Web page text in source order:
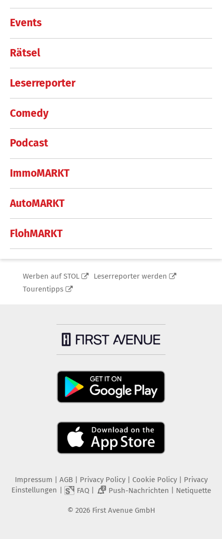
Events
Rätsel
Leserreporter
Comedy
Podcast
ImmoMARKT
AutoMARKT
FlohMARKT
Werben auf STOL
Leserreporter werden
Tourentipps
Impressum | AGB | Privacy Policy| Cookie Policy| Privacy
Einstellungen | FAQ| 2 Push-Nachrichten | Netiquette
© 2026 First Avenue GmbH